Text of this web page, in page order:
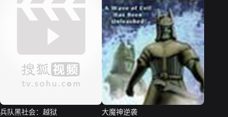
兵队黑社会：越狱
大魔神逆袭